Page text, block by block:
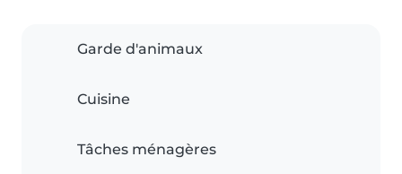
Garde d'animaux
Cuisine
Tâches ménagères